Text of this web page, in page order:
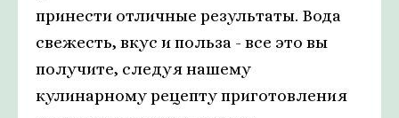
принести отличные результаты. Вода
свежесть, вкус и польза - все это вы
получите, следуя нашему
кулинарному рецепту приготовления